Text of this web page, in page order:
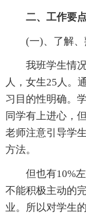
二、工作要点
(一)、了解
我班学生情
人，女生25人。
习目的性明确。
同学有上进心，
老师注意引导学
方法。
但也有10%
不能积极主动的
业。所以对学生